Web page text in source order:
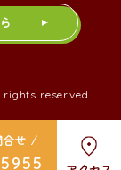
rights reserved.
せ